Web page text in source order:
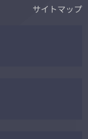
サイトマップ